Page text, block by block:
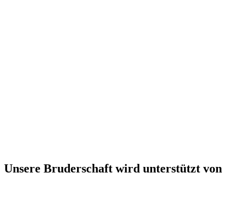
Unsere Bruderschaft wird unterstützt von